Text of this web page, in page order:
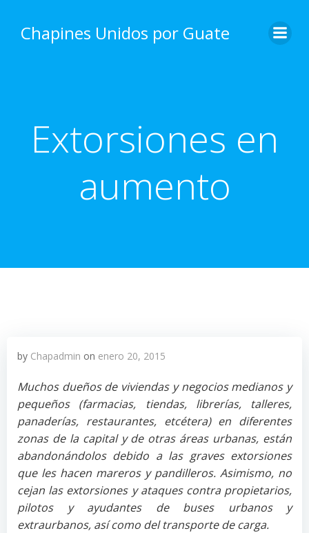
content
Chapines Unidos por Guate
Extorsiones en
aumento
by Chapadmin on enero 20, 2015
Muchos dueños de viviendas y negocios medianos y
pequeños (farmacias, tiendas, librerías, talleres,
panaderías, restaurantes, etcétera) en diferentes
zonas de la capital y de otras áreas urbanas, están
abandonándolos debido a las graves extorsiones
que les hacen mareros y pandilleros. Asimismo, no
cejan las extorsiones y ataques contra propietarios,
pilotos y ayudantes de buses urbanos y
extraurbanos, así como del transporte de carga.